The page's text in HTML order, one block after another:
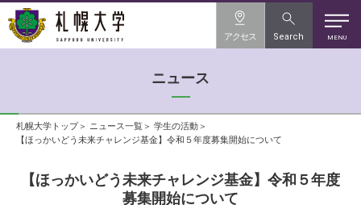
MENU
アクセス Search
ニュース
札幌大学トップ ニュース一覧
学生の活動
【ほっかいどう未来チャレンジ基金】令和５年度募集開始について
【ほっかいどう未来チャレンジ基金】令和５年度
募集開始について